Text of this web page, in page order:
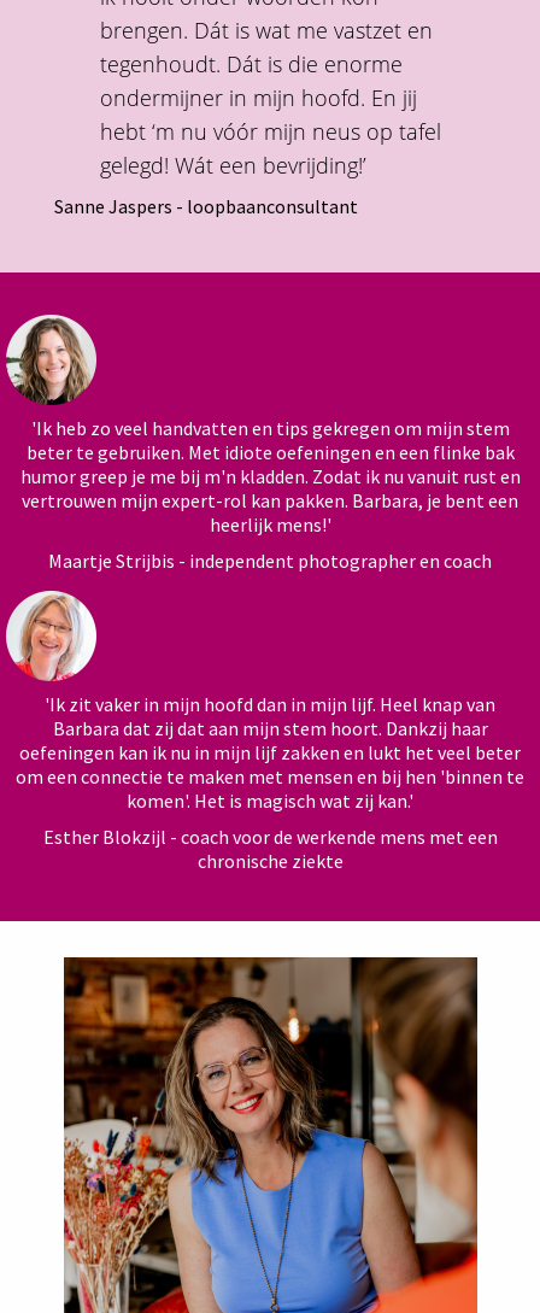
brengen. Dát is wat me vastzet en
tegenhoudt. Dát is die enorme
ondermijner in mijn hoofd. En jij
hebt ‘m nu vóór mijn neus op tafel
gelegd! Wát een bevrijding!’
Sanne Jaspers - loopbaanconsultant
'Ik heb zo veel handvatten en tips gekregen om mijn stem
beter te gebruiken. Met idiote oefeningen en een flinke bak
humor greep je me bij m'n kladden. Zodat ik nu vanuit rust en
vertrouwen mijn expert-rol kan pakken. Barbara, je bent een
heerlijk mens!'
Maartje Strijbis - independent photographer en coach
'Ik zit vaker in mijn hoofd dan in mijn lijf. Heel knap van
Barbara dat zij dat aan mijn stem hoort. Dankzij haar
oefeningen kan ik nu in mijn lijf zakken en lukt het veel beter
om een connectie te maken met mensen en bij hen 'binnen te
komen'. Het is magisch wat zij kan.'
Esther Blokzijl - coach voor de werkende mens met een
chronische ziekte